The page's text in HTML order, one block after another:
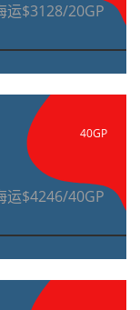
运$3128/20GP
40GP
运$4246/40GP